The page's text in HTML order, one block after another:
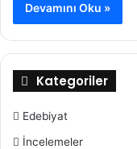
Devamını Oku »
Kategoriler
Edebiyat
İncelemeler